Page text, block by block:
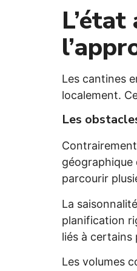
Les cantines
localement.
Les
parcourir
La
planification
liés à certains
Les volumes